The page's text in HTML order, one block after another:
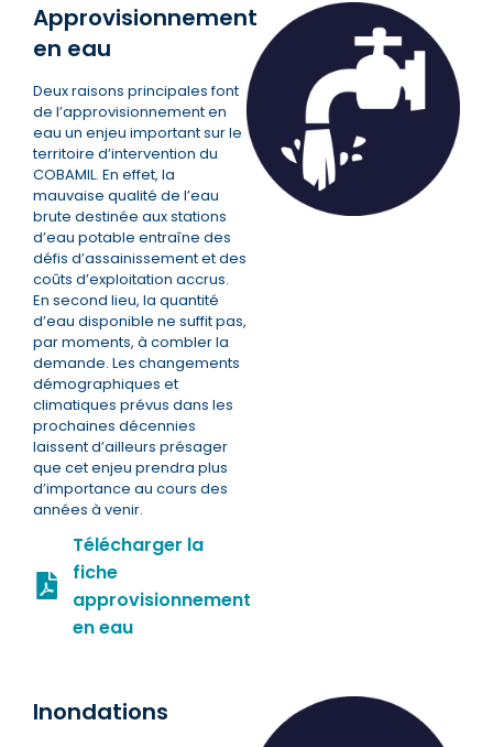
Approvisionnement
en eau
Deux raisons principales font
de l’approvisionnement en
eau un enjeu important sur le
territoire d’intervention du
COBAMIL. En effet, la
mauvaise qualité de l’eau
brute destinée aux stations
d’eau potable entraîne des
défis d’assainissement et des
coûts d’exploitation accrus.
En second lieu, la quantité
d’eau disponible ne suffit pas,
par moments, à combler la
demande. Les changements
démographiques et
climatiques prévus dans les
prochaines décennies
laissent d’ailleurs présager
que cet enjeu prendra plus
d’importance au cours des
années à venir.
Télécharger la
fiche
approvisionnement
en eau
Inondations